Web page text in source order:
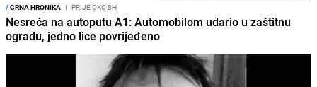
/CRNA HRONIKA I PRIJE OKO 8H
Nesreća na autoputu A1: Automobilom udario u zaštitnu
ogradu, jedno lice povrijeđeno